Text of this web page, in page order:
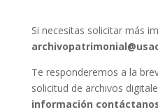
Si necesitas solicitar más
Te responderemos a la
solicitud de archivos
información